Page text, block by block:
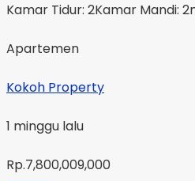
Kamar Tidur: 2Kamar Mandi: 2
Apartemen
Kokoh Property
1 minggu lalu
Rp.7,800,009,000